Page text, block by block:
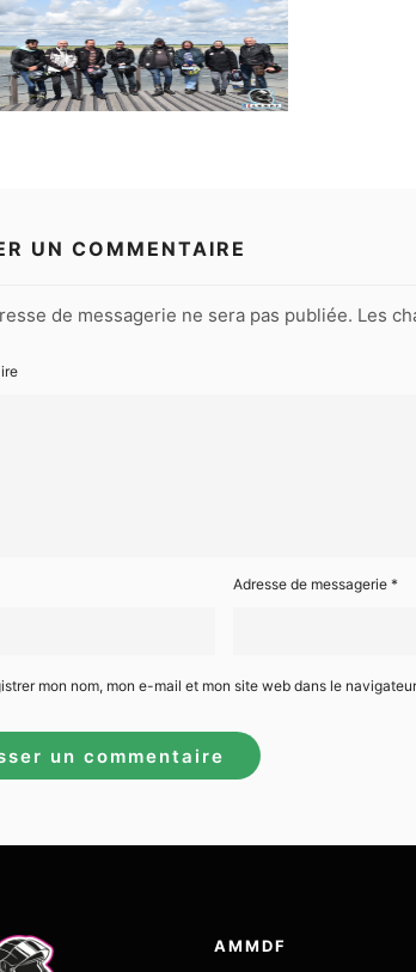
UN COMMENTAIRE
de messagerie ne sera pas publiée. Les
Adresse de messagerie *
mon nom, mon e-mail et mon site web dans le
AMMDF